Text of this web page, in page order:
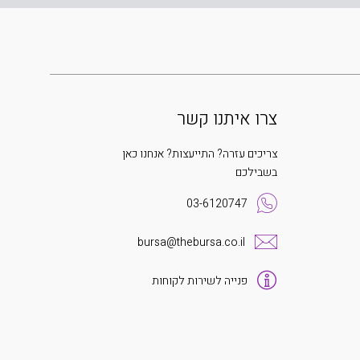
צרו איתנו קשר
צריכים עזרה? התייעצות? אנחנו כאן
בשבילכם
03-6120747
bursa@thebursa.co.il
פנייה לשירות לקוחות